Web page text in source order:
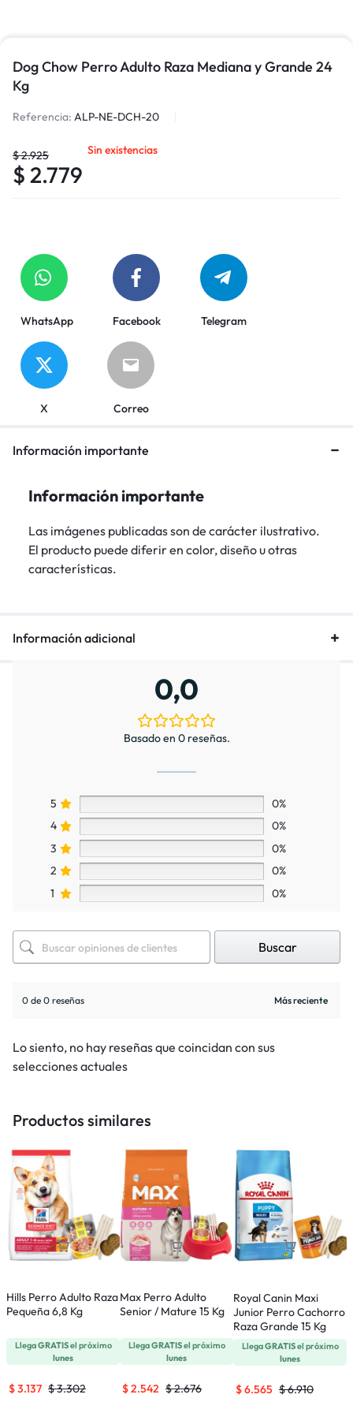
Dog Chow Perro Adulto Raza Mediana y Grande 24
Kg
Referencia: ALP-NE-DCH-20
$2.925
$ 2.779
Sin existencias
WhatsApp Facebook Telegram
X Correo
Información importante
Información importante
Las imágenes publicadas son de carácter ilustrativo.
El producto puede diferir en color, diseño u otras
características.
Información adicional
0,0
Basado en 0 reseñas.
5
0%
4
0%
3
0%
2
0%
1
0%
Buscar
0 de 0 reseñas
Lo siento, no hay reseñas que coincidan con sus
selecciones actuales
Productos similares
Hills Perro Adulto Raza
Pequeña 6,8 Kg
LlegaGRATISel próximo
lunes
$3.302
$3.137
Max Perro Adulto
Senior / Mature 15 Kg
LlegaGRATISel próximo
lunes
$2.676
$2.542
Royal Canin Maxi
Junior Perro Cachorro
Raza Grande 15 Kg
LlegaGRATISel próximo
lunes
$6.910
$6.565